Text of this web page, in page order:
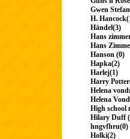
Gwen
H.
Händel(3)
Hans
Hans
Hanson (0)
Hapka(2)
Harlej(1)
Harry
Helena
Helena
High school
Hilary Duff
hngvfhru(0)
Holki(2)